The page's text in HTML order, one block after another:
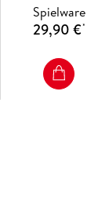
Spielware
29,90 €*